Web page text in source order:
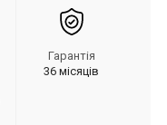
Гарантія
36 місяців